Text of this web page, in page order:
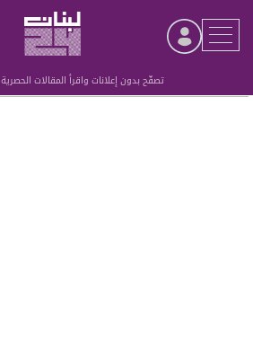
تصفّح بدون إعلانات واقرأ المقالات الحصرية
Advertisement